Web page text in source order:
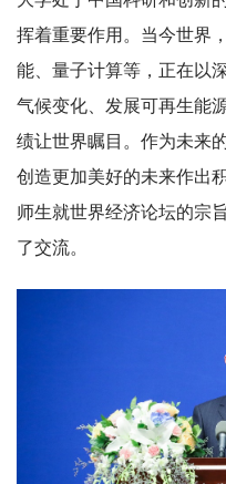
挥着重要作用。当今世界
能、量子计算等，正在以
气候变化、发展可再生能
绩让世界瞩目。作为未来
创造更加美好的未来作出
师生就世界经济论坛的宗
了交流。